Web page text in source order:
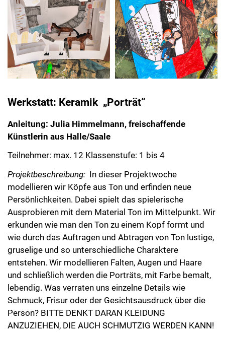
Künstlerin aus Halle/Saale
modellieren wir Köpfe aus Ton und erfinden neue
Persönlichkeiten. Dabei spielt das spielerische
Ausprobieren mit dem Material Ton im Mittelpunkt. Wir
erkunden wie man den Ton zu einem Kopf formt und
wie durch das Auftragen und Abtragen von Ton lustige,
gruselige und so unterschiedliche Charaktere
entstehen. Wir modellieren Falten, Augen und Haare
und schließlich werden die Porträts, mit Farbe bemalt,
lebendig. Was verraten uns einzelne Details wie
Schmuck, Frisur oder der Gesichtsausdruck über die
Person? BITTE DENKT DARAN KLEIDUNG
ANZUZIEHEN, DIE AUCH SCHMUTZIG WERDEN KANN!